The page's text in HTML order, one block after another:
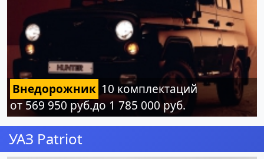
Внедорожник 10 комплектаций
от 569 950 руб.до 1 785 000 руб.
УАЗ Patriot